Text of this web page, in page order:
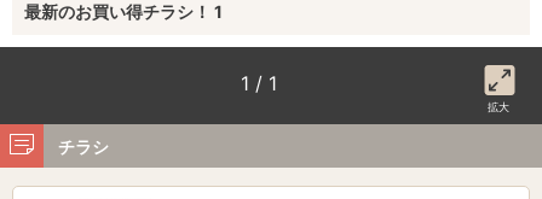
最新のお買い得チラシ！ 1
1 / 1
拡大
チラシ